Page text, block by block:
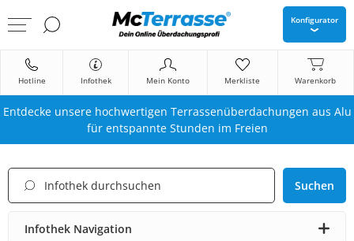
Konfigurator
Hotline Infothek Mein Konto Merkliste Warenkorb
Entdecke unsere hochwertigen Terrassenüberdachungen aus Alu
für entspannte Stunden im Freien
Suchen
Infothek Navigation